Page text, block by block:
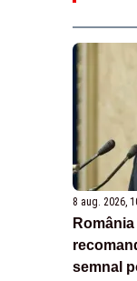
8 aug. 2026,
semnal